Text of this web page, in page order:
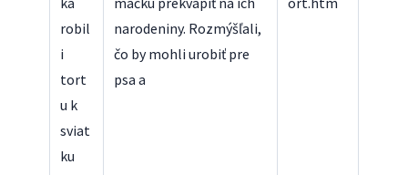
robil
i
tort
u k
sviat
ku
narodeniny. Rozmýšľali,
čo by mohli urobiť pre
psa a